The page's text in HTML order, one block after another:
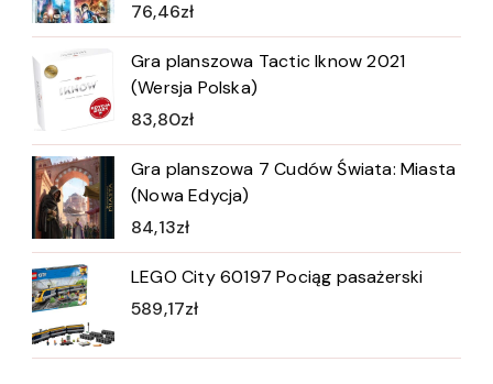
76,46zł
Gra planszowa Tactic Iknow 2021
(Wersja Polska)
83,80zł
Gra planszowa 7 Cudów Świata: Miasta
(Nowa Edycja)
84,13zł
LEGO City 60197 Pociąg pasażerski
589,17zł